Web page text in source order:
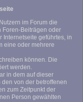
im Forum die
Foren-Beiträgen oder
Internetseite geführtes, in
eine oder mehrere
können. Die
werden.
in dem auf dieser
den von der betroffenen
zum Zeitpunkt der
Person gewählten